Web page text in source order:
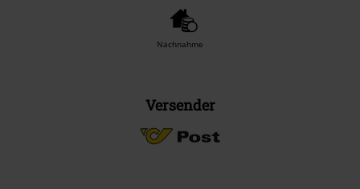
Nachnahme
Versender